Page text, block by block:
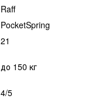
Raff
PocketSpring
21
до 150 кг
4/5